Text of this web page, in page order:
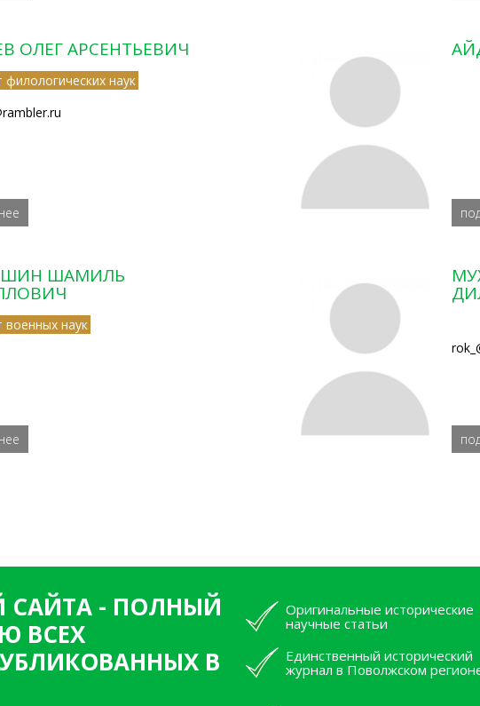
ОЛЕГ АРСЕНТЬЕВИЧ
филологических наук
ШАМИЛЬ
военных наук
САЙТА - ПОЛНЫЙ
ВСЕХ
В
Оригинальные исторические
научные статьи
Единственный исторический
журнал в Поволжском